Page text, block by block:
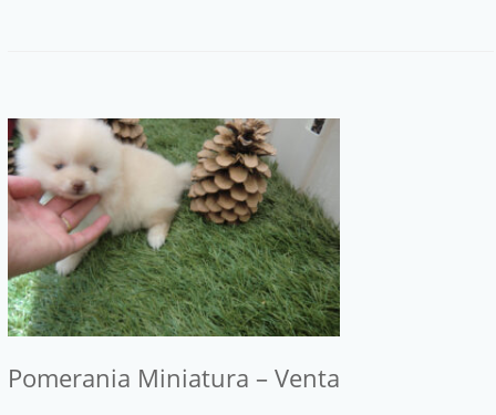
Pomerania Miniatura – Venta